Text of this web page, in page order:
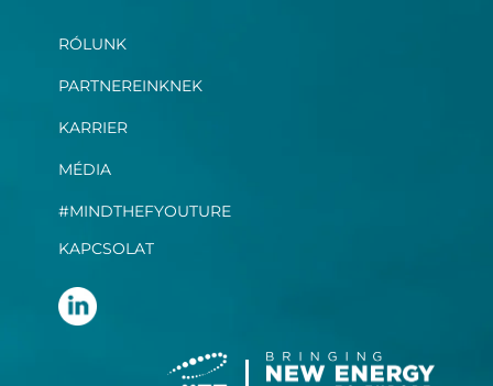
RÓLUNK
PARTNEREINKNEK
KARRIER
MÉDIA
#MINDTHEFYOUTURE
KAPCSOLAT